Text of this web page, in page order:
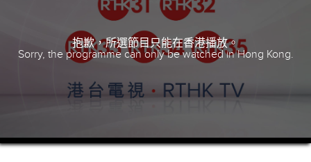
抱歉，所選節目只能在香港播放。
Sorry, the programme can only be watched in Hong Kong.